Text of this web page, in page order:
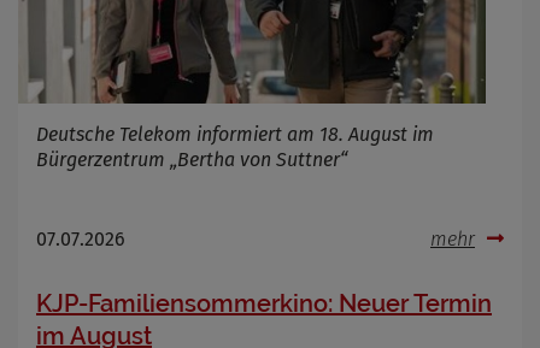
Deutsche Telekom informiert am 18. August im
Bürgerzentrum „Bertha von Suttner“
07.07.2026 mehr
KJP-Familiensommerkino: Neuer Termin
im August